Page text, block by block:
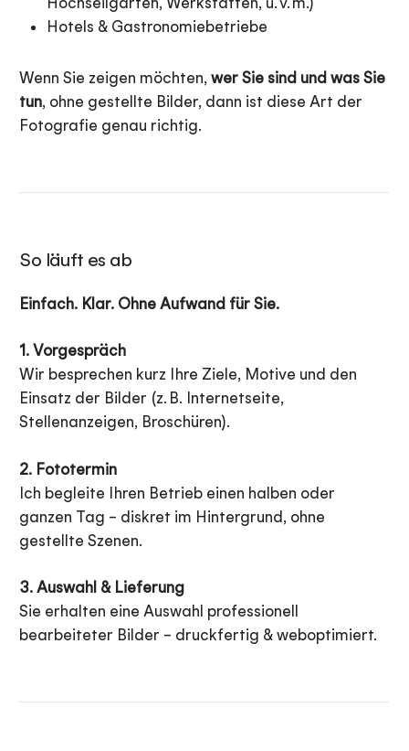
Hotels & Gastronomiebetriebe
Wenn Sie zeigen möchten,wer Sie sind und was Sie
tun, ohne gestellte Bilder, dann ist diese Art der
Fotografie genau richtig.
So läuft es ab
Einfach. Klar. Ohne Aufwand für Sie.
1. Vorgespräch
Wir besprechen kurz Ihre Ziele, Motive und den
Einsatz der Bilder (z. B. Internetseite,
Stellenanzeigen, Broschüren).
2. Fototermin
Ich begleite Ihren Betrieb einen halben oder
ganzen Tag – diskret im Hintergrund, ohne
gestellte Szenen.
3. Auswahl & Lieferung
Sie erhalten eine Auswahl professionell
bearbeiteter Bilder – druckfertig & weboptimiert.